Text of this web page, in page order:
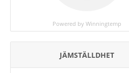
Powered by Winningtemp
JÄMSTÄLLDHET